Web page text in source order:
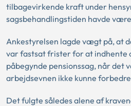
tilbagevirkende kraft under
sagsbehandlingstiden havde
Ankestyrelsen lagde vægt på, at
var fastsat frister for at indhente
påbegynde pensionssag, når det
arbejdsevnen ikke kunne
Det fulgte således alene af